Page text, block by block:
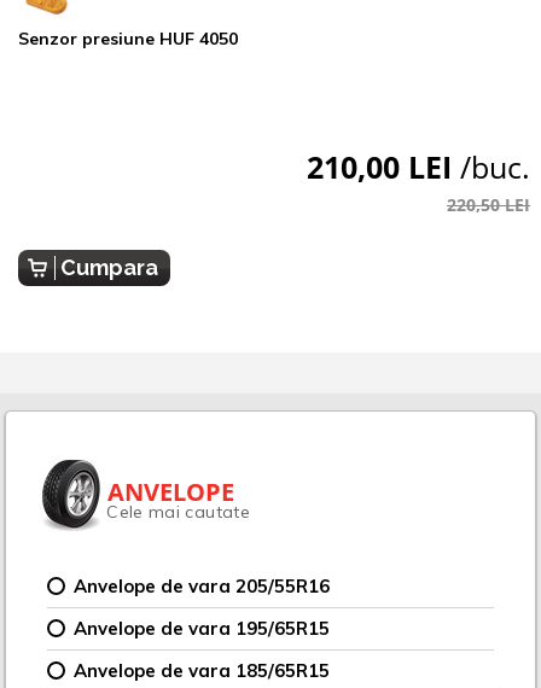
Senzor presiune HUF 4050
210,00 LEI /buc.
220,50 LEI
Cumpara
ANVELOPE
Cele mai cautate
Anvelope de vara 205/55R16
Anvelope de vara 195/65R15
Anvelope de vara 185/65R15